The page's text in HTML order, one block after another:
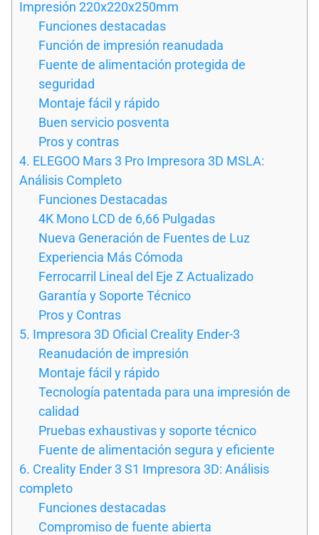
Impresión 220x220x250mm
Funciones destacadas
Función de impresión reanudada
Fuente de alimentación protegida de
seguridad
Montaje fácil y rápido
Buen servicio posventa
Pros y contras
4. ELEGOO Mars 3 Pro Impresora 3D MSLA:
Análisis Completo
Funciones Destacadas
4K Mono LCD de 6,66 Pulgadas
Nueva Generación de Fuentes de Luz
Experiencia Más Cómoda
Ferrocarril Lineal del Eje Z Actualizado
Garantía y Soporte Técnico
Pros y Contras
5. Impresora 3D Oficial Creality Ender-3
Reanudación de impresión
Montaje fácil y rápido
Tecnología patentada para una impresión de
calidad
Pruebas exhaustivas y soporte técnico
Fuente de alimentación segura y eficiente
6. Creality Ender 3 S1 Impresora 3D: Análisis
completo
Funciones destacadas
Compromiso de fuente abierta